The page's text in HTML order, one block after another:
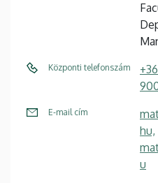
Központi telefonszám
E-mail cím
hu,
u